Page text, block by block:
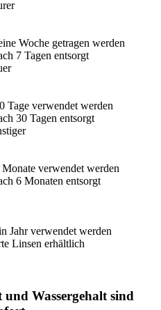
Woche getragen werden
7 Tagen entsorgt
Tage verwendet werden
30 Tagen entsorgt
verwendet werden
6 Monaten entsorgt
Jahr verwendet werden
Linsen erhältlich
Wassergehalt sind